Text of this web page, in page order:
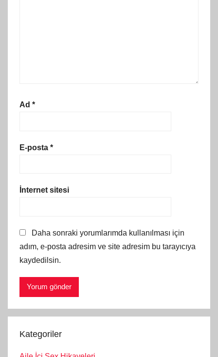
Ad *
E-posta *
İnternet sitesi
Daha sonraki yorumlarımda kullanılması için
adım, e-posta adresim ve site adresim bu tarayıcıya
kaydedilsin.
Kategoriler